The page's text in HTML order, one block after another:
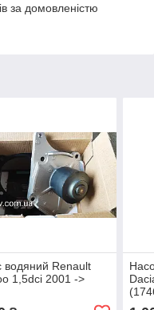
за домовленістю
водяний Renault
1,5dci 2001 ->